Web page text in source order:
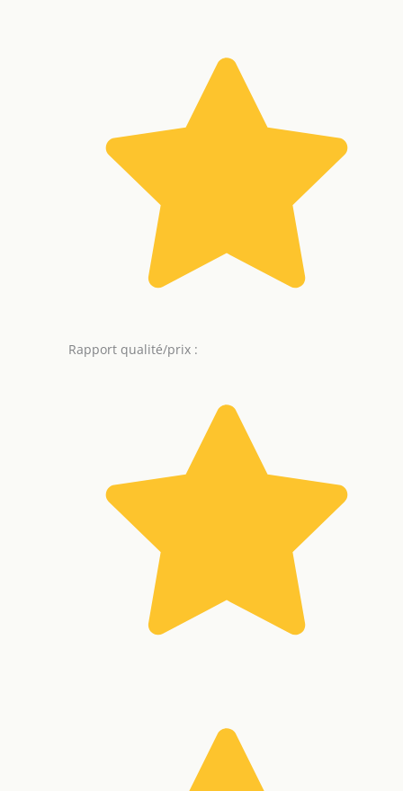
Rapport qualité/prix :